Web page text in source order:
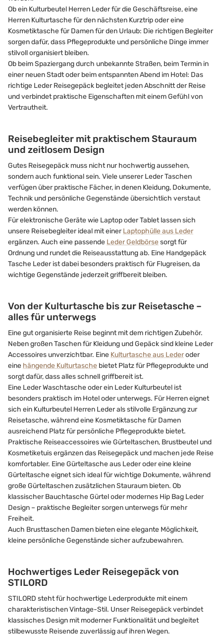
Ob ein Kulturbeutel Herren Leder für die Geschäftsreise, eine
Herren Kulturtasche für den nächsten Kurztrip oder eine
Kosmetiktasche für Damen für den Urlaub: Die richtigen Begleiter
sorgen dafür, dass Pflegeprodukte und persönliche Dinge immer
stilvoll organisiert bleiben.
Ob beim Spaziergang durch unbekannte Straßen, beim Termin in
einer neuen Stadt oder beim entspannten Abend im Hotel: Das
richtige Leder Reisegepäck begleitet jeden Abschnitt der Reise
und verbindet praktische Eigenschaften mit einem Gefühl von
Vertrautheit.
Reisebegleiter mit praktischem Stauraum
und zeitlosem Design
Gutes Reisegepäck muss nicht nur hochwertig aussehen,
sondern auch funktional sein. Viele unserer Leder Taschen
verfügen über praktische Fächer, in denen Kleidung, Dokumente,
Technik und persönliche Gegenstände übersichtlich verstaut
werden können.
Für elektronische Geräte wie Laptop oder Tablet lassen sich
unsere Reisebegleiter ideal mit einerLaptophülle aus Leder
ergänzen. Auch eine passende Leder Geldbörse sorgt für
Ordnung und rundet die Reiseausstattung ab. Eine Handgepäck
Tasche Leder ist dabei besonders praktisch für Flugreisen, da
wichtige Gegenstände jederzeit griffbereit bleiben.
Von der Kulturtasche bis zur Reisetasche –
alles für unterwegs
Eine gut organisierte Reise beginnt mit dem richtigen Zubehör.
Neben großen Taschen für Kleidung und Gepäck sind kleine Leder
Accessoires unverzichtbar. Eine Kulturtasche aus Lederoder
eine hängende Kulturtasche bietet Platz für Pflegeprodukte und
sorgt dafür, dass alles schnell griffbereit ist.
Eine Leder Waschtasche oder ein Leder Kulturbeutel ist
besonders praktisch im Hotel oder unterwegs. Für Herren eignet
sich ein Kulturbeutel Herren Leder als stilvolle Ergänzung zur
Reisetasche, während eine Kosmetiktasche für Damen
ausreichend Platz für persönliche Pflegeprodukte bietet.
Praktische Reiseaccessoires wie Gürteltaschen, Brustbeutel und
Kosmetiketuis ergänzen das Reisegepäck und machen jede Reise
komfortabler. Eine Gürteltasche aus Leder oder eine kleine
Gürteltasche eignet sich ideal für wichtige Dokumente, während
große Gürteltaschen zusätzlichen Stauraum bieten. Ob
klassischer Bauchtasche Gürtel oder modernes Hip Bag Leder
Design – praktische Begleiter sorgen unterwegs für mehr
Freiheit.
Auch Brusttaschen Damen bieten eine elegante Möglichkeit,
kleine persönliche Gegenstände sicher aufzubewahren.
Hochwertiges Leder Reisegepäck von
STILORD
STILORD steht für hochwertige Lederprodukte mit einem
charakteristischen Vintage-Stil. Unser Reisegepäck verbindet
klassisches Design mit moderner Funktionalität und begleitet
stilbewusste Reisende zuverlässig auf ihren Wegen.